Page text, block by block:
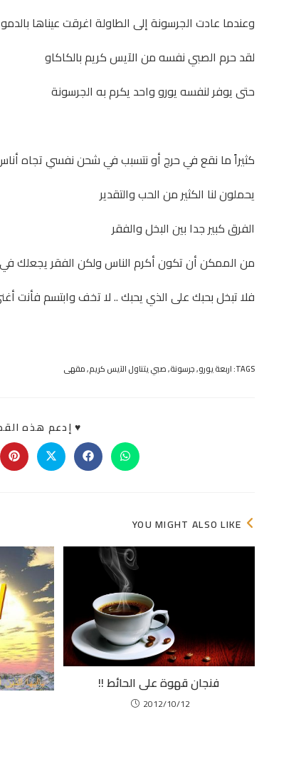
وعندما عادت الجرسونة إلى الطاولة اغرقت عيناها
لقد حرم الصبي نفسه من الآيس كريم بالكاكاو
حتى يوفر لنفسه يورو واحد يكرم به الجرسونة
كثيراً ما نقع في حرج أو نتسبب في شحن نفسي تجاه
يحملون لنا الكثير من الحب والتقدير
الفرق كبير جدا بين البخل والفقر
من الممكن أن تكون أكرم الناس ولكن الفقر يجعلك
فلا تبخل بحبك على الذي يحبك .. لا تخف وابتسم فأنت
TAGS: اربعة يورو,جرسونة,صبي يتناول الآيس كريم,مقهى
♥ إدعم هذه
Opens
in
Opens
in
Opens
in
in
YOU MIGHT ALSO LIKE
فنجان قهوة على الحائط !!
2012/10/12